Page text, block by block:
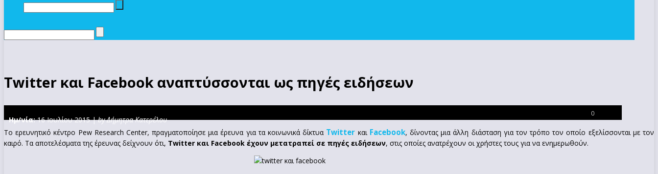
Twitter και Facebook αναπτύσσονται ως πηγές ειδήσεων
Ημ/νία:16 Ιουλίου 2015 |by Δήμητρα Κατερέλου
0
Το ερευνητικό κέντρο Pew Research Center, πραγματοποίησε μια έρευνα για τα κοινωνικά δίκτυα Twitter και Facebook, δίνοντας μια άλλη διάσταση για τον τρόπο τον οποίο εξελίσσονται με τον
καιρό. Τα αποτελέσματα της έρευνας δείχνουν ότι, Twitter και Facebook έχουν μετατραπεί σε πηγές ειδήσεων, στις οποίες ανατρέχουν οι χρήστες τους για να ενημερωθούν.